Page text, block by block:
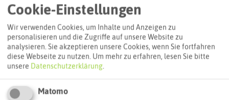
Cookie-Einstellungen
Wir verwenden Cookies, um Inhalte und Anzeigen zu
personalisieren und die Zugriffe auf unsere Website zu
analysieren. Sie akzeptieren unsere Cookies, wenn Sie fortfahren
diese Webseite zu nutzen. Um mehr zu erfahren, lesen Sie bitte
unsere Datenschutzerklärung.
Matomo